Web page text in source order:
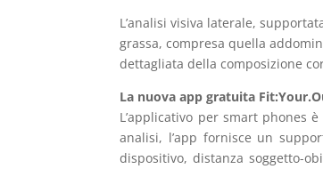
L’analisi visiva laterale,
grassa, compresa quella
dettagliata della composizione
La nuova app gratuita
L’applicativo per smart phones
analisi, l’app fornisce un
dispositivo, distanza soggetto-